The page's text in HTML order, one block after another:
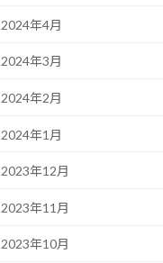
2024年4月
2024年3月
2024年2月
2024年1月
2023年12月
2023年11月
2023年10月